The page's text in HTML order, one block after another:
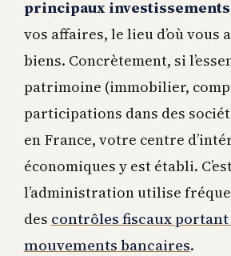
principaux investissements
vos affaires, le lieu d’où vous
biens. Concrètement, si
patrimoine (immobilier,
participations dans des
en France, votre centre
économiques y est établi.
l’administration utilise
des contrôles fiscaux portant
mouvements bancaires.